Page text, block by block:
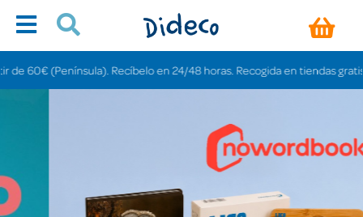
Recíbelo en 24/48 horas. Recogida en tiendas gratis en 3-6 días.